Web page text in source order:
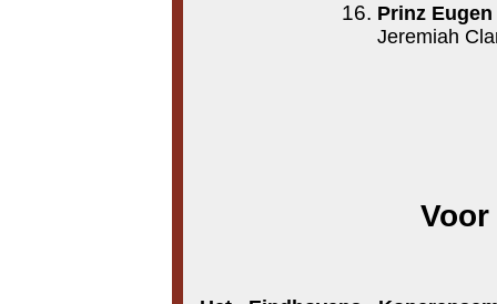
Prinz
Jeremiah